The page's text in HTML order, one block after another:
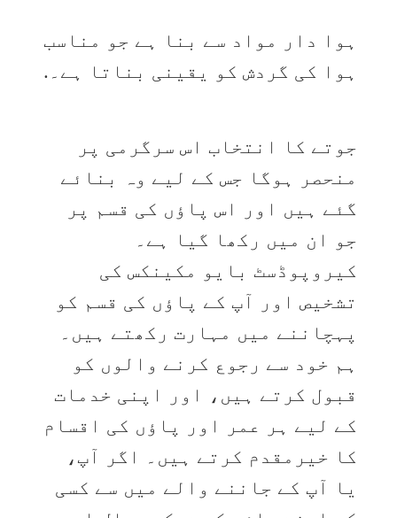
ہوا دار مواد سے بنا ہے جو مناسب
ہوا کی گردش کو یقینی بناتا ہے۔.
جوتے کا انتخاب اس سرگرمی پر
منحصر ہوگا جس کے لیے وہ بنائے
گئے ہیں اور اس پاؤں کی قسم پر
جو ان میں رکھا گیا ہے۔
کیروپوڈسٹ بایو مکینکس کی
تشخیص اور آپ کے پاؤں کی قسم کو
پہچاننے میں مہارت رکھتے ہیں۔
ہم خود سے رجوع کرنے والوں کو
قبول کرتے ہیں، اور اپنی خدمات
کے لیے ہر عمر اور پاؤں کی اقسام
کا خیرمقدم کرتے ہیں۔ اگر آپ،
یا آپ کے جاننے والے میں سے کسی